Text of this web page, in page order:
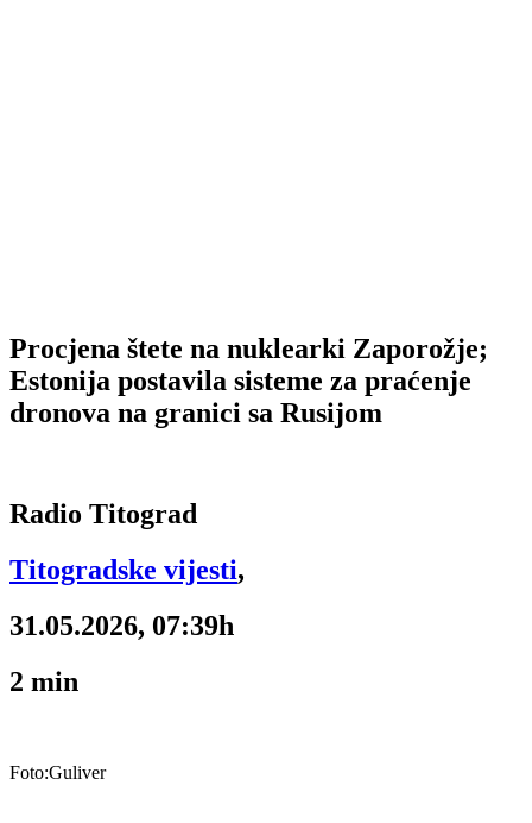
Procjena štete na nuklearki Zaporožje;
Estonija postavila sisteme za praćenje
dronova na granici sa Rusijom
Radio Titograd
Titogradske vijesti,
31.05.2026, 07:39h
2 min
Foto:Guliver